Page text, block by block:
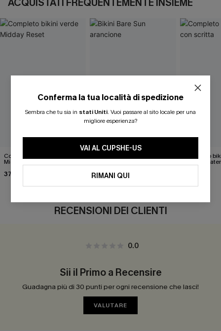
Completo bikini verde
Midday Reset
37,00 €
37,00 €
Completo
scritta
ragazza"
RECENSIONI DEI CLIENTI
0.0
Sii il Primo a Recensire
Guadagna più di 30 punti per ogni recensione che lasci!
VALUTARE
Conferma la tua località di spedizione
Sembra che tu sia in stati Uniti. Vuoi passare al sito locale per una
migliore esperienza?
VAI AL CUPSHE-US
RIMANI QUI